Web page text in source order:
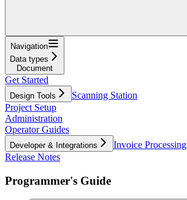
Navigation
Data types
Document
Get Started
Design Tools
Scanning Station
Project Setup
Administration
Operator Guides
Developer & Integrations
Invoice Processing
Release Notes
Programmer's Guide